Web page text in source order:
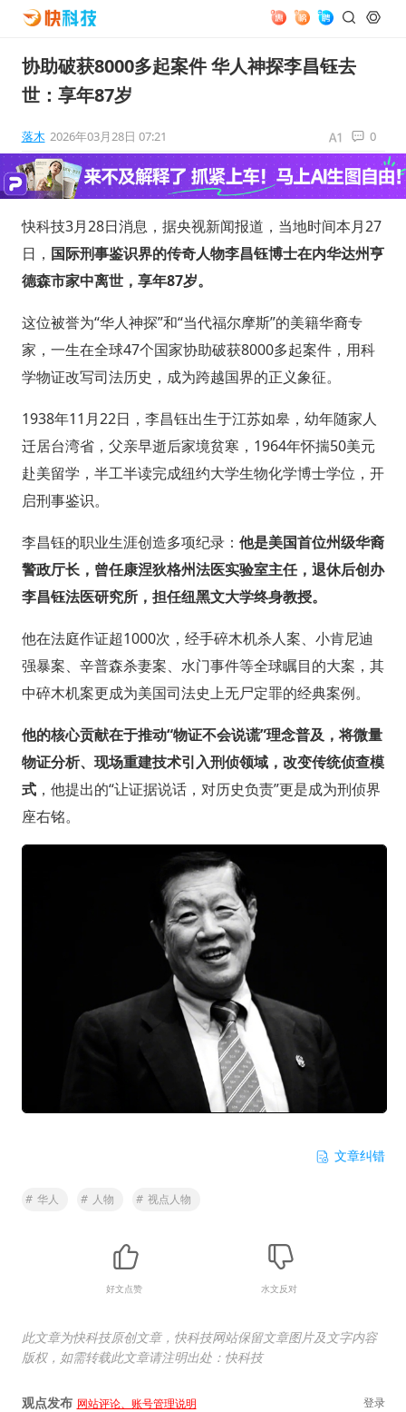
协助破获8000多起案件 华人神探李昌钰去
世：享年87岁
落木 2026年03月28日 07:21 0
快科技3月28日消息，据央视新闻报道，当地时间本月27
日， 国际刑事鉴识界的传奇人物李昌钰博士在内华达州亨
德森市家中离世，享年87岁。
这位被誉为“华人神探”和“当代福尔摩斯”的美籍华裔专
家，一生在全球47个国家协助破获8000多起案件，用科
学物证改写司法历史，成为跨越国界的正义象征。
1938年11月22日，李昌钰出生于江苏如皋，幼年随家人
迁居台湾省，父亲早逝后家境贫寒，1964年怀揣50美元
赴美留学，半工半读完成纽约大学生物化学博士学位，开
启刑事鉴识。
李昌钰的职业生涯创造多项纪录： 他是美国首位州级华裔
警政厅长，曾任康涅狄格州法医实验室主任，退休后创办
李昌钰法医研究所，担任纽黑文大学终身教授。
他在法庭作证超1000次，经手碎木机杀人案、小肯尼迪
强暴案、辛普森杀妻案、水门事件等全球瞩目的大案，其
中碎木机案更成为美国司法史上无尸定罪的经典案例。
他的核心贡献在于推动“物证不会说谎”理念普及，将微量
物证分析、现场重建技术引入刑侦领域，改变传统侦查模
式，他提出的“让证据说话，对历史负责”更是成为刑侦界
座右铭。
文章纠错
# 华人 # 人物 # 视点人物
好文点赞 水文反对
此文章为快科技原创文章，快科技网站保留文章图片及文字内容
版权，如需转载此文章请注明出处：快科技
观点发布 网站评论、账号管理说明 登录